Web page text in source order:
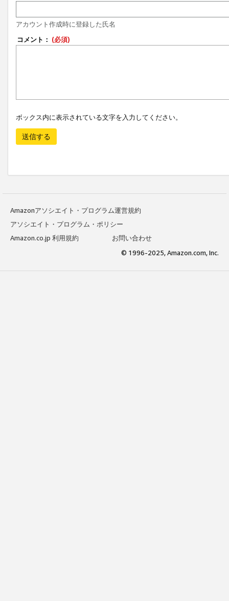
アカウント作成時に登録した氏名
コメント： (必須)
ボックス内に表示されている文字を入力してください。
送信する
Amazonアソシエイト・プログラム運営規約
アソシエイト・プログラム・ポリシー
Amazon.co.jp 利用規約
お問い合わせ
© 1996-2025, Amazon.com, Inc.